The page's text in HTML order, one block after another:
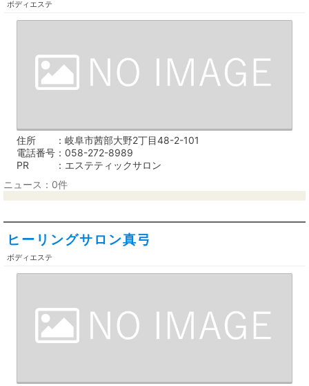
ボディエステ
住所
岐阜市茜部大野2丁目48-2-101
電話番号
058-272-8989
PR
エステティックサロン
ニュース：0件
ヒーリングサロン真弓
ボディエステ